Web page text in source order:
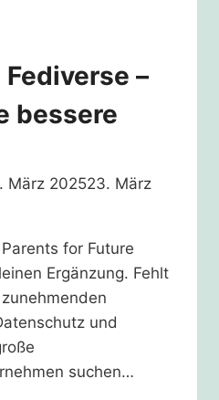
–
bessere
März 202523. März
for Future
Ergänzung. Fehlt
und
suchen…